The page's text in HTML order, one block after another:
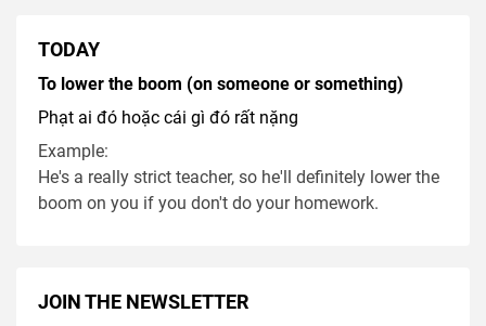
TODAY
To lower the boom (on someone or something)
Phạt ai đó hoặc cái gì đó rất nặng
Example:
He's a really strict teacher, so he'll definitely lower the
boom on you if you don't do your homework.
JOIN THE NEWSLETTER